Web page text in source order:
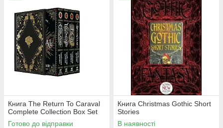
Книга The Return To Caraval
Complete Collection Box Set
Готово до відправки
Книга Christmas Gothic Short
Stories
В наявності